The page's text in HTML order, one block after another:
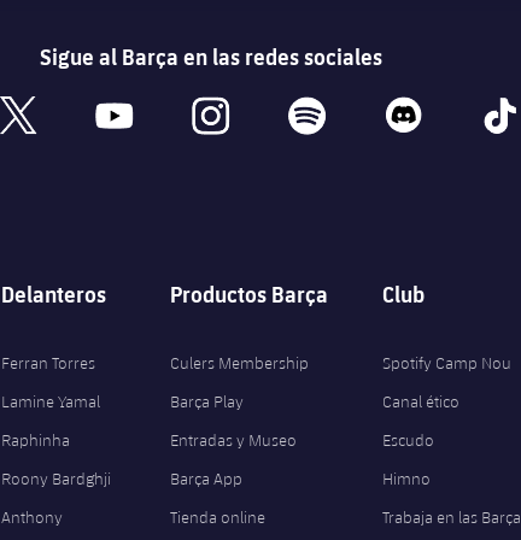
Sigue al Barça en las redes sociales
x youtube instagram spotify discord tiktok
Delanteros
Ferran Torres
Lamine Yamal
Raphinha
Roony Bardghji
Anthony
Productos Barça
Culers Membership
Barça Play
Entradas y Museo
Barça App
Tienda online
Club
Spotify Camp Nou
Canal ético
Escudo
Himno
Trabaja en las Barça